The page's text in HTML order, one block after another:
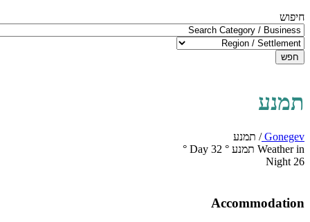
חיפוש
חפש
תמנע
Gonegev
/ תמנע
Weather in תמנע
°
32
Day
°
26
Night
Accommodation